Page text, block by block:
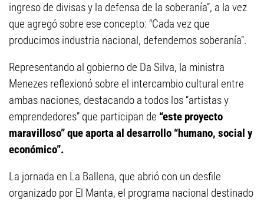
ingreso de divisas y la defensa de la soberanía”, a la vez
que agregó sobre ese concepto: “Cada vez que
producimos industria nacional, defendemos soberanía”.
Representando al gobierno de Da Silva, la ministra
Menezes reflexionó sobre el intercambio cultural entre
ambas naciones, destacando a todos los “artistas y
emprendedores” que participan de “este proyecto
maravilloso” que aporta al desarrollo “humano, social y
económico”.
La jornada en La Ballena, que abrió con un desfile
organizado por El Manta, el programa nacional destinado